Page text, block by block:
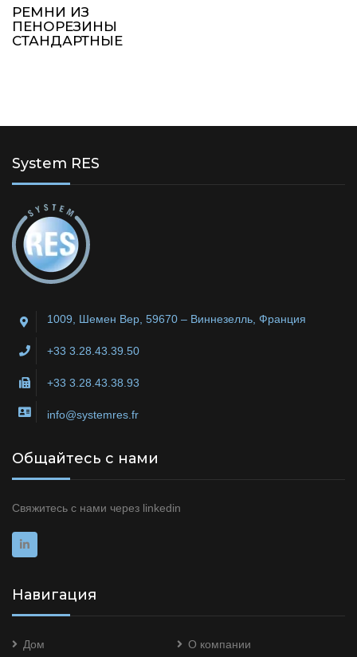
РЕМНИ ИЗ
ПЕНОРЕЗИНЫ
СТАНДАРТНЫЕ
System RES
1009, Шемен Вер, 59670 – Виннезелль, Франция
+33 3.28.43.39.50
+33 3.28.43.38.93
info@systemres.fr
Общайтесь с нами
Свяжитесь с нами через linkedin
Навигация
Дом О компании